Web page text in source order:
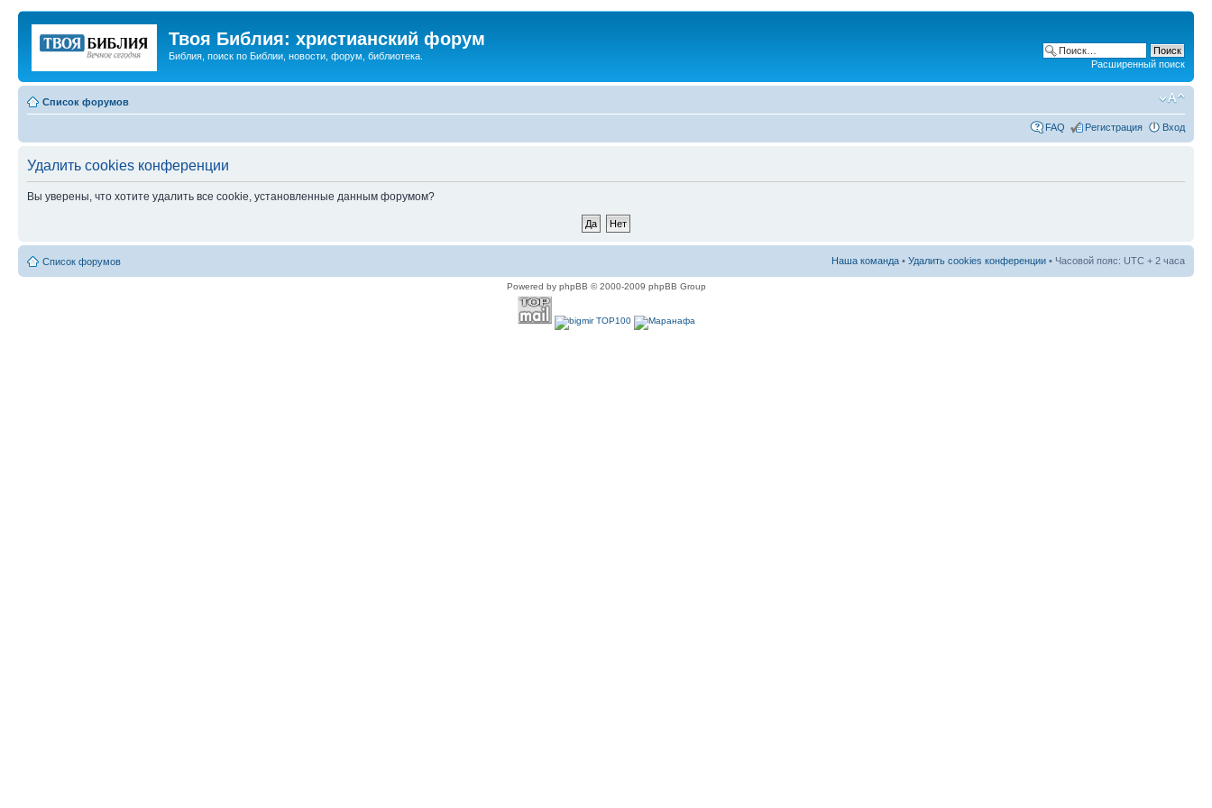
Твоя Библия: христианский форум
Библия, поиск по Библии, новости, форум, библиотека.
Расширенный поиск
Список форумов
FAQ Регистрация Вход
Удалить cookies конференции
Вы уверены, что хотите удалить все cookie, установленные данным форумом?
Список форумов Наша команда • Удалить cookies конференции • Часовой пояс: UTC + 2 часа
Powered by phpBB © 2000-2009 phpBB Group